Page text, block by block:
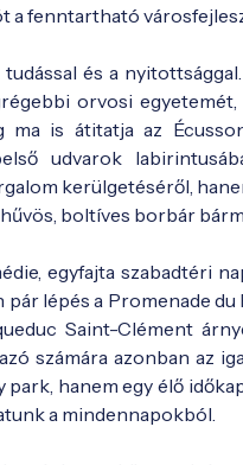
a fenntartható
és a
orvosi
ma is átitatja az
udvarok
kerülgetéséről,
boltíves borbár
egyfajta szabadtéri
pár lépés a Promenade
Saint-Clément
számára azonban az
hanem egy élő
a mindennapokból.